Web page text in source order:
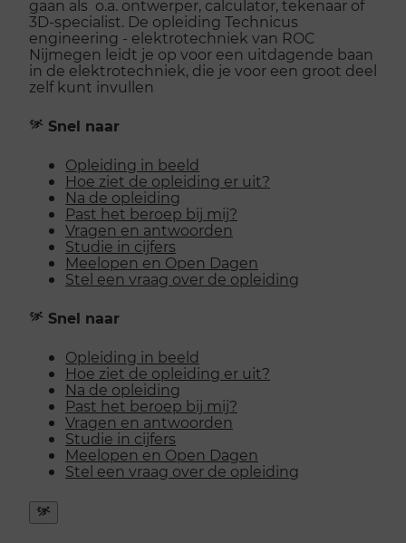
gaan als o.a. ontwerper, calculator, tekenaar of
3D-specialist. De opleiding Technicus
engineering - elektrotechniek van ROC
Nijmegen leidt je op voor een uitdagende baan
in de elektrotechniek, die je voor een groot deel
zelf kunt invullen
Snel naar
Opleiding in beeld
Hoe ziet de opleiding er uit?
Na de opleiding
Past het beroep bij mij?
Vragen en antwoorden
Studie in cijfers
Meelopen en Open Dagen
Stel een vraag over de opleiding
Snel naar
Opleiding in beeld
Hoe ziet de opleiding er uit?
Na de opleiding
Past het beroep bij mij?
Vragen en antwoorden
Studie in cijfers
Meelopen en Open Dagen
Stel een vraag over de opleiding
Snel